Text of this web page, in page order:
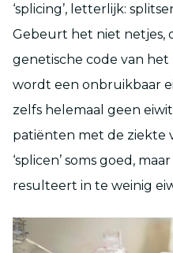
‘splicing’, letterlijk:
Gebeurt het niet netjes,
genetische code van het
wordt een onbruikbaar
zelfs helemaal geen
patiënten met de ziekte
‘splicen’ soms goed,
resulteert in te weinig